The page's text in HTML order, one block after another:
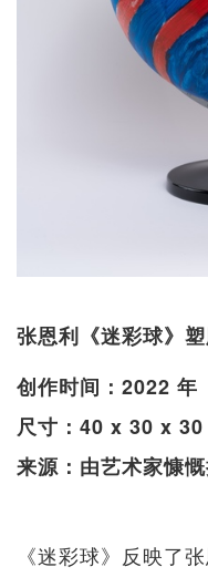
张恩利《迷彩球》
创作时间：2022 年
尺寸：40 x 30 x
来源：由艺术家慷
《迷彩球》反映了